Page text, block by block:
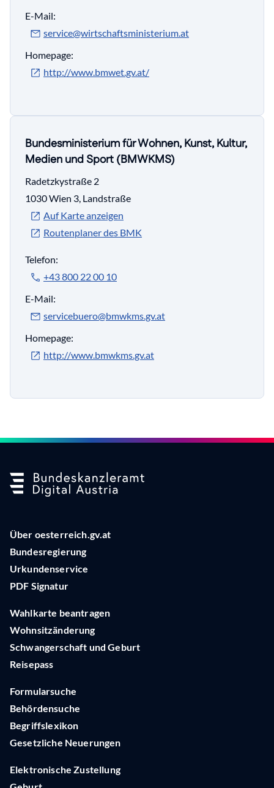
E-Mail:
service@wirtschaftsministerium.at
Homepage:
http://www.bmwet.gv.at/
Bundesministerium für Wohnen, Kunst, Kultur,
Medien und Sport (BMWKMS)
Radetzkystraße 2
1030 Wien 3, Landstraße
Auf Karte anzeigen
Routenplaner des BMK
Telefon:
+43 800 22 00 10
E-Mail:
servicebuero@bmwkms.gv.at
Homepage:
http://www.bmwkms.gv.at
Über oesterreich.gv.at
Bundesregierung
Urkundenservice
PDF Signatur
Wahlkarte beantragen
Wohnsitzänderung
Schwangerschaft und Geburt
Reisepass
Formularsuche
Behördensuche
Begriffslexikon
Gesetzliche Neuerungen
Elektronische Zustellung